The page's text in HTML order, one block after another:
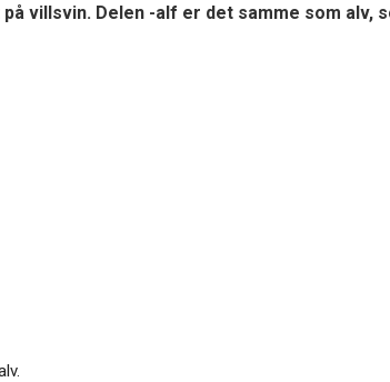
villsvin. Delen -alf er det samme som alv,